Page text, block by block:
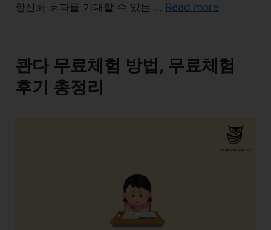
항산화 효과를 기대할 수 있는 … Read more
콴다 무료체험 방법, 무료체험
후기 총정리